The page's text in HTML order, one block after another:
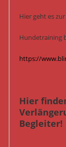
Hier geht es
Hundetraining
https://
Hier
Begleiter!